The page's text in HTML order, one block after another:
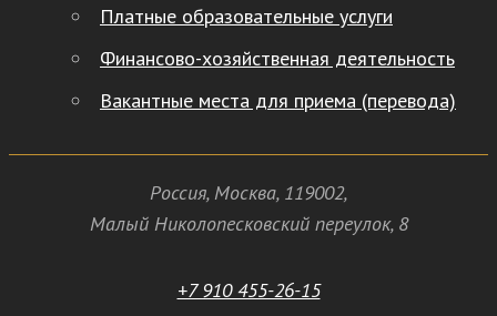
Платные образовательные услуги
Финансово-хозяйственная деятельность
Вакантные места для приема (перевода)
Россия, Москва, 119002,
Малый Николопесковский переулок,8
+7 910 455-26-15